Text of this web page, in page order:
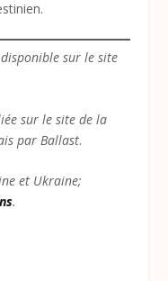
sur le site
sur le site de la
par Ballast.
et Ukraine;
.